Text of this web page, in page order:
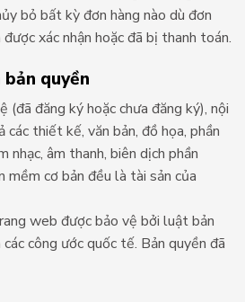
bỏ bất kỳ đơn hàng nào dù đơn
xác nhận hoặc đã bị thanh toán.
quyền
(đã đăng ký hoặc chưa đăng ký), nội
thiết kế, văn bản, đồ họa, phần
nhạc, âm thanh, biên dịch phần
mềm cơ bản đều là tài sản của
web được bảo vệ bởi luật bản
công ước quốc tế. Bản quyền đã